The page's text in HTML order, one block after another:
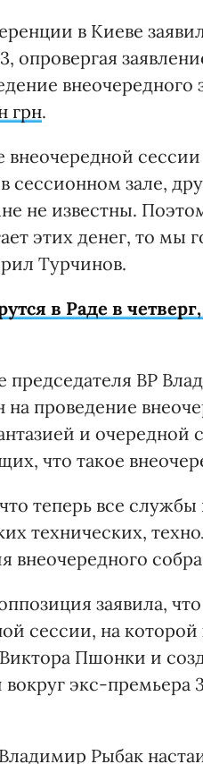
в Киеве
опровергая
внеочередного
грн.
внеочередной
сессионном зале,
не известны.
этих денег, то мы
Турчинов.
в Раде в
председателя ВР
на проведение
и очередной
что такое
теперь все
технических,
внеочередного
заявила,
сессии, на
Виктора Пшонки и
вокруг экс-
Рыбак